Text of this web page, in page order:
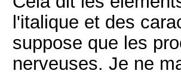
l'italique et des
suppose que les
nerveuses. Je ne